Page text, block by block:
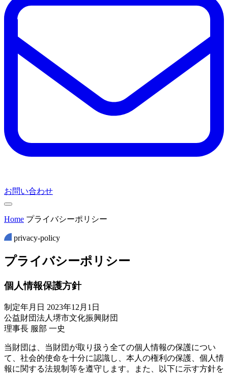
お問い合わせ
Home プライバシーポリシー
privacy-policy
プライバシーポ リ シー
個人情報保護方針
制定年月日 2023年12月1日
公益財団法人堺市文化振興財団
理事長 服部 一史
当財団は、当財団が取り扱う全ての個人情報の保護につい
て、社会的使命を十分に認識し、本人の権利の保護、個人情
報に関する法規制等を遵守します。また、以下に示す方針を